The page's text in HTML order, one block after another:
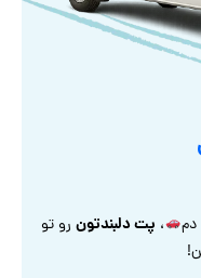
دم ، پت دلبندتونرو تو